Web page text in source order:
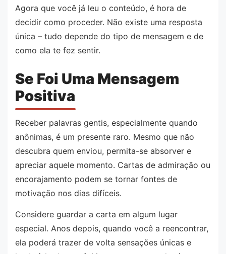
Agora que você já leu o conteúdo, é hora de
decidir como proceder. Não existe uma resposta
única – tudo depende do tipo de mensagem e de
como ela te fez sentir.
Se Foi Uma Mensagem
Positiva
Receber palavras gentis, especialmente quando
anônimas, é um presente raro. Mesmo que não
descubra quem enviou, permita-se absorver e
apreciar aquele momento. Cartas de admiração ou
encorajamento podem se tornar fontes de
motivação nos dias difíceis.
Considere guardar a carta em algum lugar
especial. Anos depois, quando você a reencontrar,
ela poderá trazer de volta sensações únicas e